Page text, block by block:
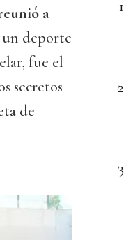
a
un deporte
fue el
secretos
de